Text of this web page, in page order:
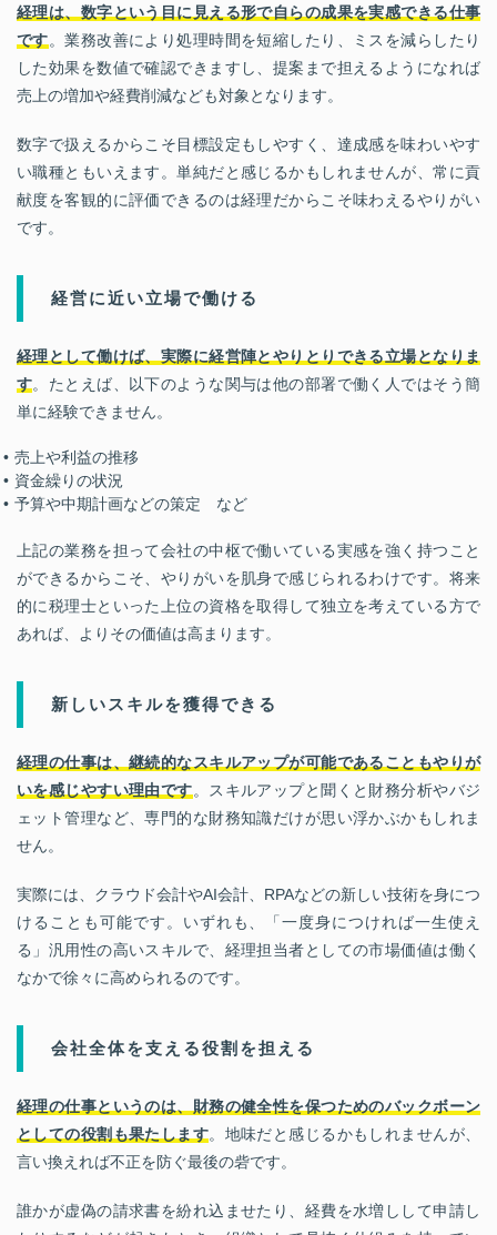
経理は、数字という目に見える形で自らの成果を実感できる仕事
です。業務改善により処理時間を短縮したり、ミスを減らしたり
した効果を数値で確認できますし、提案まで担えるようになれば
売上の増加や経費削減なども対象となります。
数字で扱えるからこそ目標設定もしやすく、達成感を味わいやす
い職種ともいえます。単純だと感じるかもしれませんが、常に貢
献度を客観的に評価できるのは経理だからこそ味わえるやりがい
です。
経営に近い立場で働ける
経理として働けば、実際に経営陣とやりとりできる立場となりま
す。たとえば、以下のような関与は他の部署で働く人ではそう簡
単に経験できません。
売上や利益の推移
資金繰りの状況
予算や中期計画などの策定 など
上記の業務を担って会社の中枢で働いている実感を強く持つこと
ができるからこそ、やりがいを肌身で感じられるわけです。将来
的に税理士といった上位の資格を取得して独立を考えている方で
あれば、よりその価値は高まります。
新しいスキルを獲得できる
経理の仕事は、継続的なスキルアップが可能であることもやりが
いを感じやすい理由です。スキルアップと聞くと財務分析やバジ
ェット管理など、専門的な財務知識だけが思い浮かぶかもしれま
せん。
実際には、クラウド会計やAI会計、RPAなどの新しい技術を身につ
けることも可能です。いずれも、「一度身につければ一生使え
る」汎用性の高いスキルで、経理担当者としての市場価値は働く
なかで徐々に高められるのです。
会社全体を支える役割を担える
経理の仕事というのは、財務の健全性を保つためのバックボーン
としての役割も果たします。地味だと感じるかもしれませんが、
言い換えれば不正を防ぐ最後の砦です。
誰かが虚偽の請求書を紛れ込ませたり、経費を水増しして申請し